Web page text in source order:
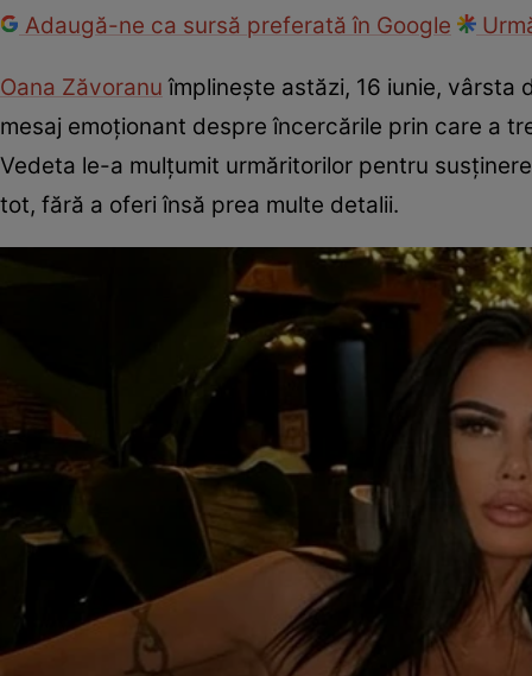
Adaugă-ne ca sursă preferată în Google
Oana Zăvoranu împlinește astăzi, 16 iunie, vârsta
mesaj emoționant despre încercările prin care a
Vedeta le-a mulțumit urmăritorilor pentru
tot, fără a oferi însă prea multe detalii.